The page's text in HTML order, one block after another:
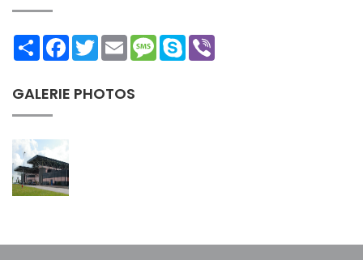
ShareFacebookTwitterEmailMessage
Skype
GALERIE PHOTOS